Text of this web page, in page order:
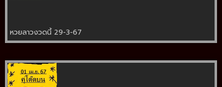
หวยลาวงวดนี้ 29-3-67